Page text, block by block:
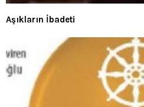
Aşıkların İbadeti